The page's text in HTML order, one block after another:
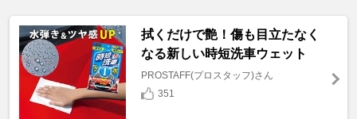
拭くだけで艶！傷も目立たなく
なる新しい時短洗車ウェット
PROSTAFF(プロスタッフ)さん
351